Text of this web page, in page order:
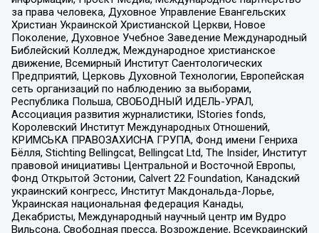
за права человека, Духовное Управление Евангельских
Христиан Украинской Христианской Церкви, Новое
Поколение, Духовное Учебное Заведение Международный
Библейский Колледж, Международное христианское
движение, Всемирный Институт Саентологических
Предприятий, Церковь Духовной Технологии, Европейская
сеть организаций по наблюдению за выборами,
Республика Польша, СВОБОДНЫЙ ИДЕЛЬ-УРАЛ,
Ассоциация развития журналистики, IStories fonds,
Королевский Институт Международных Отношений,
КРИМСЬКА ПРАВОЗАХИСНА ГРУПА, Фонд имени Генриха
Бёлля, Stichting Bellingcat, Bellingcat Ltd, The Insider, Институт
правовой инициативы Центральной и Восточной Европы,
Фонд Открытой Эстонии, Calvert 22 Foundation, Канадский
украинский конгресс, Институт Макдональда-Лорье,
Украинская национальная федерация Канады,
Декабристы, Международный научный центр им Вудро
Вильсона, Свободная пресса, Возрождение, Всеукраинский